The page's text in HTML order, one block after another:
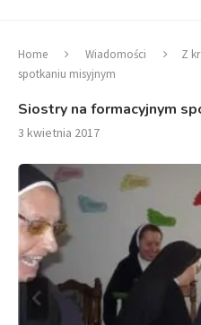
Home Wiadomości Z
spotkaniu misyjnym
Siostry na formacyjnym
3 kwietnia 2017